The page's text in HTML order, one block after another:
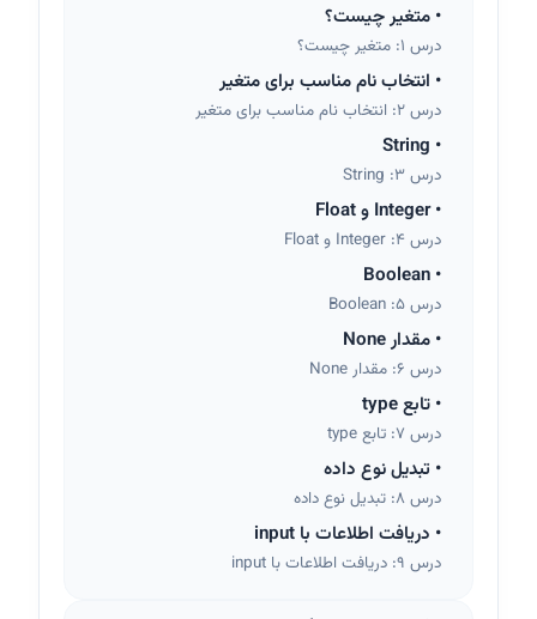
• متغیر چیست؟
درس 1: متغیر چیست؟
• انتخاب نام مناسب برای متغیر
درس 2: انتخاب نام مناسب برای متغیر
•
String
درس 3: String
•Integer و Float
درس 4: Integer و Float
•
Boolean
درس 5: Boolean
• مقدار None
درس 6: مقدار None
• تابع type
درس 7: تابع type
• تبدیل نوع داده
درس 8: تبدیل نوع داده
• دریافت اطلاعات با input
درس 9: دریافت اطلاعات با input